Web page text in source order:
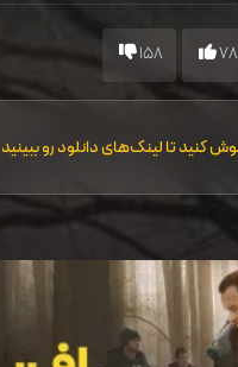
158
کنید تا لینک‌های دانلود رو ببینید